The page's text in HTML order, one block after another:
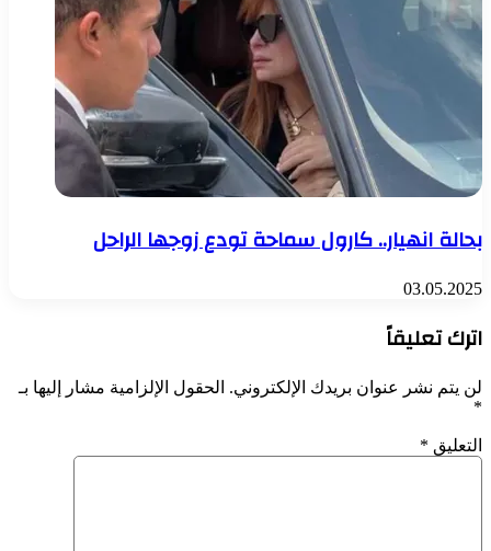
بحالة انهيار.. كارول سماحة تودع زوجها الراحل
03.05.2025
اترك تعليقاً
لن يتم نشر عنوان بريدك الإلكتروني. الحقول الإلزامية مشار إليها بـ
*
التعليق *